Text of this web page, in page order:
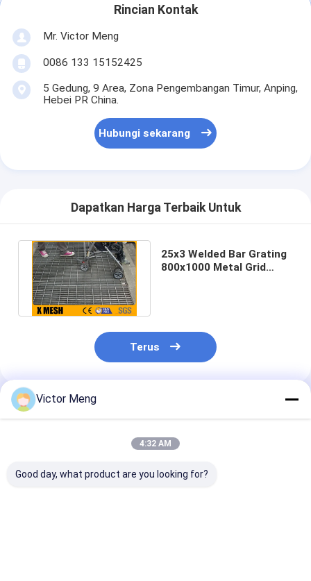
Rincian Kontak
Mr. Victor Meng
0086 133 15152425
5 Gedung, 9 Area, Zona Pengembangan Timur, Anping,
Hebei PR China.
Hubungi sekarang
Dapatkan Harga Terbaik Untuk
25x3 Welded Bar Grating
800x1000 Metal Grid
Terus
Rekomendasi Produk
Victor Meng
4:32 AM
Good day, what product are you looking for?